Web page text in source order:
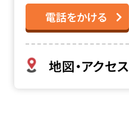
電話をかける
地図・アクセス